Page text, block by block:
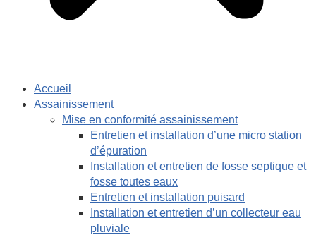
Accueil
Assainissement
Mise en conformité assainissement
Entretien et installation d’une micro station
d’épuration
Installation et entretien de fosse septique et
fosse toutes eaux
Entretien et installation puisard
Installation et entretien d’un collecteur eau
pluviale